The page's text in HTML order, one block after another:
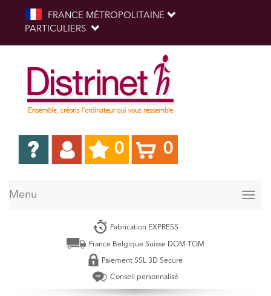
FRANCE MÉTROPOLITAINE
PARTICULIERS
0 0
Menu
Fabrication EXPRESS
France Belgique Suisse DOM-TOM
Paiement SSL 3D Secure
Conseil personnalisé